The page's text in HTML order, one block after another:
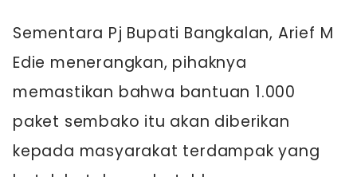
Sementara Pj Bupati Bangkalan, Arief M
Edie menerangkan, pihaknya
memastikan bahwa bantuan 1.000
paket sembako itu akan diberikan
kepada masyarakat terdampak yang